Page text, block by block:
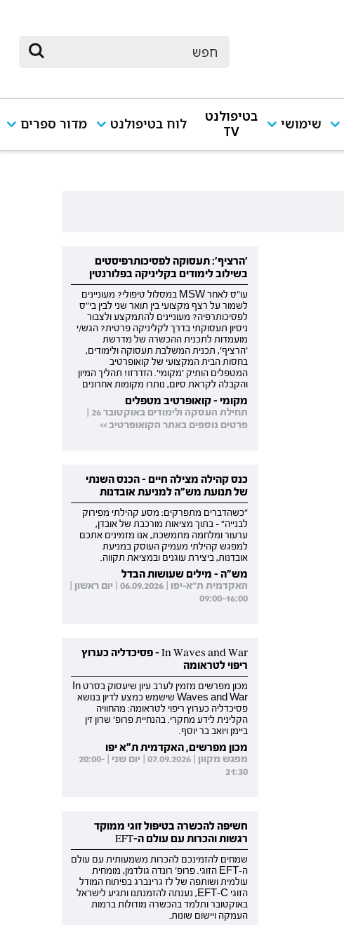
שימושי
בטיפולנט
TV
לוח בטיפולנט מדור ספרים
'הרציף': תעסוקה לפסיכותרפיסטים
בשילוב לימודים בקליניקה בפלורנטין
עו"ס לאחר MSW במסלול טיפולי? מעוניינים
לשמור על רצף מקצועי בין תואר שני לבין בי"ס
לפסיכותרפיה? מעוניינים להתמקצע ולצבור
ניסיון תעסוקתי בדרך לקליניקה פרטית? הגש/י
מועמדות לתכנית ההכשרה של מדרשת
'הרציף', תכנית המשלבת תעסוקה ולימודים,
בחסות הבית המקצועי של קואופרטיב
המטפלים הותיק 'מקומי'. הזדרזו! תהליך המיון
והקבלה לקראת סיום, נותרו מקומות אחרונים
מקומי - קואופרטיב מטפלים
תחילת העסקה ולימודים באוקטובר 26 |
פרטים נוספים באתר הקואופרטיב >>
כנס קהילה מצילה חיים - הכנס השנתי
של תנועת מש"ה למניעת אובדנות
"כשהדברים מתפרקים: מסע קהילתי מפירוק
לבנייה" - בתוך מציאות מורכבת של אובדן,
ערעור ומלחמה מתמשכת, אנו מזמינים אתכם
למפגש קהילתי מעמיק העוסק במניעת
אובדנות, ביצירת עוגנים ובמציאת תקווה.
מש"ה - מילים שעושות הבדל
האקדמית ת"א-יפו | 06.09.2026 | יום ראשון |
09:00-16:00
In Waves and War - פסיכדליה כערוץ
ריפוי לטראומה
מכון מפרשים מזמין לערב עיון שיעסוק בסרט In
Waves and War שישמש כמצע לדיון בנושא
פסיכדליה כערוץ ריפוי לטראומה: מהחוויה
הקלינית לידע מחקרי. בהנחיית פרופ' שרון זין
ביימן ויואב בר יוסף.
מכון מפרשים, האקדמית ת"א יפו
מפגש מקוון | 07.09.2026 | יום שני | 20:00-
21:30
חשיפה להכשרה בטיפול זוגי ממוקד
רגשות והכרות עם עולם ה-EFT
שמחים להזמינכם להכרות משמעותית עם עולם
ה-EFT הזוגי. פרופ' רונדה גולדמן, מומחית
עולמית ושותפה של לז גרינברג בפיתוח המודל
הזוגי EFT-C, נענתה להזמנתנו ותגיע לישראל
באוקטובר ותלמד בהכשרה מודולות ברמות
העמקה ויישום שונות.